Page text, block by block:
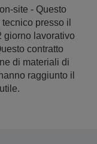
site - Questo
presso il
giorno lavorativo
contratto
di materiali di
raggiunto il